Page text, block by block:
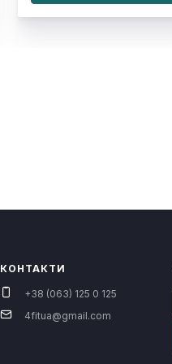
КОНТАКТИ
+38 (063) 125 0 125
4fitua@gmail.com